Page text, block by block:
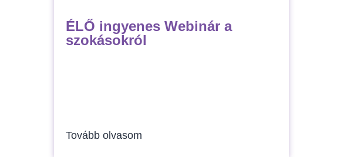
ÉLŐ ingyenes Webinár a
szokásokról
Tovább olvasom